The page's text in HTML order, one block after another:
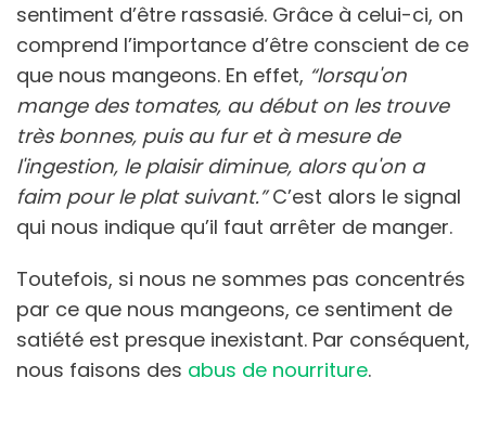
sentiment d’être rassasié. Grâce à celui-ci, on
comprend l’importance d’être conscient de ce
que nous mangeons. En effet, “lorsqu'on
mange des tomates, au début on les trouve
très bonnes, puis au fur et à mesure de
l'ingestion, le plaisir diminue, alors qu'on a
faim pour le plat suivant.”C’est alors le signal
qui nous indique qu’il faut arrêter de manger.
Toutefois, si nous ne sommes pas concentrés
par ce que nous mangeons, ce sentiment de
satiété est presque inexistant. Par conséquent,
nous faisons des abus de nourriture.